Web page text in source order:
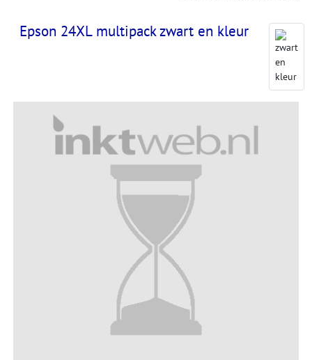
Epson 24XL multipack zwart en kleur